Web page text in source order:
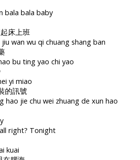
bala bala baby
床上班
wan wu qi chuang shang ban
bu ting yao chi yao
yi miao
的訊號
hao jie chu wei zhuang de xun hao
right? Tonight
kuai